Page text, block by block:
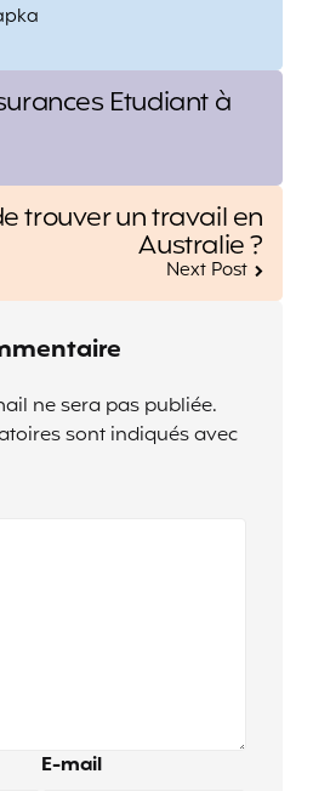
Etudiant à
trouver un travail en
Australie ?
Next Post
ne sera pas publiée.
sont indiqués avec
E-mail